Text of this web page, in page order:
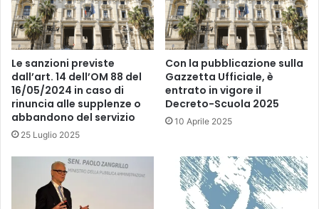
g
r
a
t
o
0
-
6
a
Le sanzioni previste
dall’art. 14 dell’OM 88 del
16/05/2024 in caso di
rinuncia alle supplenze o
abbandono del servizio
25 Luglio 2025
Con la pubblicazione sulla
Gazzetta Ufficiale, è
entrato in vigore il
Decreto-Scuola 2025
10 Aprile 2025